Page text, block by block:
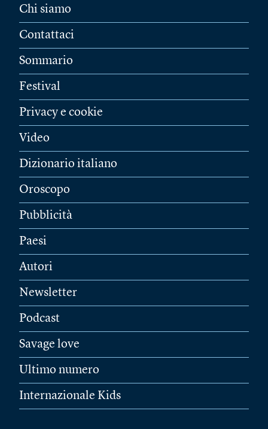
Chi siamo
Contattaci
Sommario
Festival
Privacy e cookie
Video
Dizionario italiano
Oroscopo
Pubblicità
Paesi
Autori
Newsletter
Podcast
Savage love
Ultimo numero
Internazionale Kids